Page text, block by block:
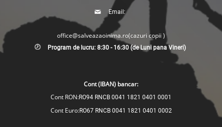
Email:
office@salveazaoinima.ro(cazuri copii )
Program de lucru: 8:30 - 16:30 (de Luni pana Vineri)
Cont (IBAN) bancar:
Cont RON:RO94 RNCB 0041 1821 0401 0001
Cont Euro:RO67 RNCB 0041 1821 0401 0002